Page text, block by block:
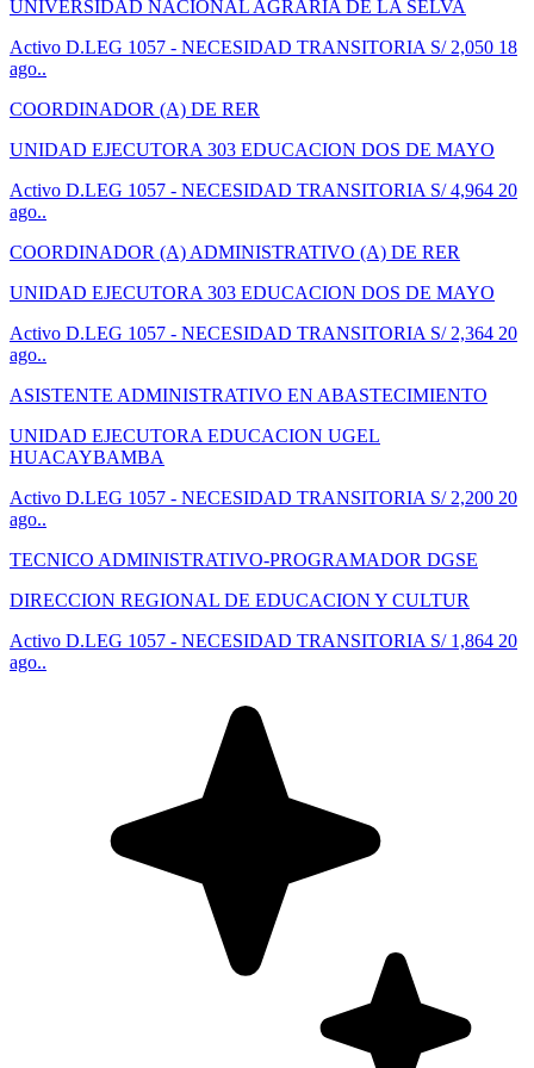
UNIVERSIDAD NACIONAL AGRARIA DE LA SELVA
Activo D.LEG 1057 - NECESIDAD TRANSITORIA S/ 2,050 18
ago..
COORDINADOR (A) DE RER
UNIDAD EJECUTORA 303 EDUCACION DOS DE MAYO
Activo D.LEG 1057 - NECESIDAD TRANSITORIA S/ 4,964 20
ago..
COORDINADOR (A) ADMINISTRATIVO (A) DE RER
UNIDAD EJECUTORA 303 EDUCACION DOS DE MAYO
Activo D.LEG 1057 - NECESIDAD TRANSITORIA S/ 2,364 20
ago..
ASISTENTE ADMINISTRATIVO EN ABASTECIMIENTO
UNIDAD EJECUTORA EDUCACION UGEL
HUACAYBAMBA
Activo D.LEG 1057 - NECESIDAD TRANSITORIA S/ 2,200 20
ago..
TECNICO ADMINISTRATIVO-PROGRAMADOR DGSE
DIRECCION REGIONAL DE EDUCACION Y CULTUR
Activo D.LEG 1057 - NECESIDAD TRANSITORIA S/ 1,864 20
ago..